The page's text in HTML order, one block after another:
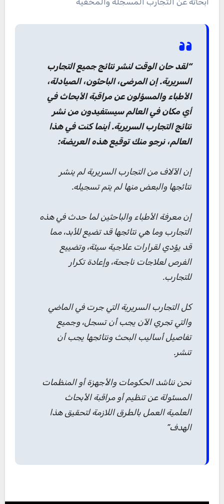
“لقد حان الوقت لنشر نتائج جميع التجارب
السريرية. إن المرضى، الباحثون، الصيادلة،
الأطباء والمسؤلون عن مراقبة الأبحاث في
أي مكان في العالم سيستفيدون من نشر
نتائج التجارب السريرية. أينما كنت في هذا
العالم، نرجو منك توقيع هذه العريضة:
إن الآلاف من التجارب السريرية لم ينشر
نتائجها والبعض منها لم يتم تسجيله.
إن معرفة الأطباء والباحثين لما حدث في هذه
التجارب وما هي نتائجها قد تضيع للأبد، مما
قد يؤدي لقرارات علاجية سيئة، وتضييع
الفرص لعلاجات ناجحة، وإعادة تكرار
للتجارب.
كل التجارب السريرية التي جرت في الماضي
والتي تجري الآن يجب أن تسجل، وجميع
تفاصيل أساليب البحث ونتائجها يجب أن
تنشر.
نحن نناشد الحكومات والأجهزة أو المنظمات
المسئولة عن تنظيم أو مراقبة الأبحاث
العلمية العمل بالطرق اللازمة لتحقيق هذا
الهدف”